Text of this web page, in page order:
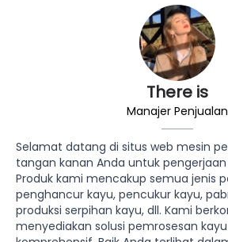
There is
Manajer Penjualan
Selamat datang di situs web mesin
tangan kanan Anda untuk
Produk kami mencakup semua jenis
penghancur kayu, pencukur kayu,
produksi serpihan kayu, dll. Kami
menyediakan solusi pemrosesan